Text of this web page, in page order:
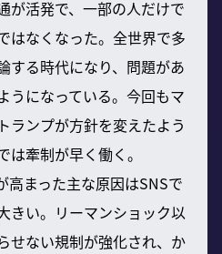
が活発で、一部の人だけで
はなくなった。全世界で多
する時代になり、問題があ
うになっている。今回もマ
ランプが方針を変えたよう
は牽制が早く働く。
高まった主な原因はSNSで
きい。リーマンショック以
せない規制が強化され、か